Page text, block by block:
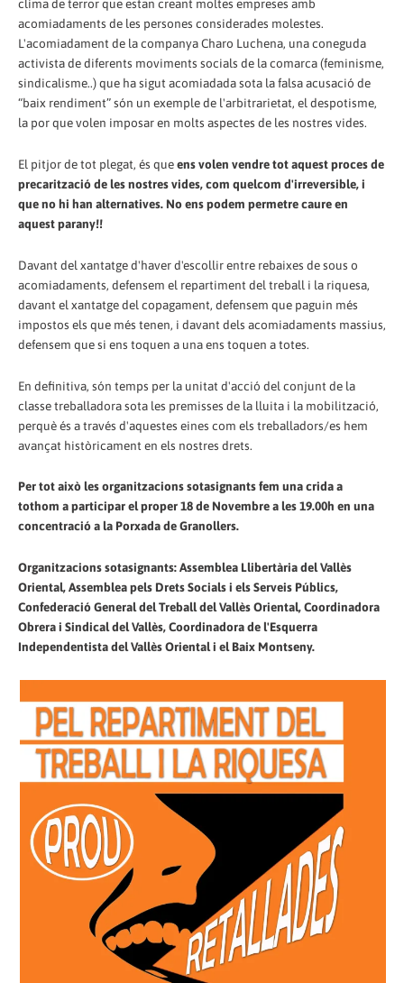
clima de terror que estan creant moltes empreses amb
acomiadaments de les persones considerades molestes.
L'acomiadament de la companya Charo Luchena, una coneguda
activista de diferents moviments socials de la comarca (feminisme,
sindicalisme..) que ha sigut acomiadada sota la falsa acusació de
“baix rendiment” són un exemple de l'arbitrarietat, el despotisme,
la por que volen imposar en molts aspectes de les nostres vides.
El pitjor de tot plegat, és queens volen vendre tot aquest proces de
precarització de les nostres vides, com quelcom d'irreversible, i
que no hi han alternatives. No ens podem permetre caure en
aquest parany!!
Davant del xantatge d'haver d'escollir entre rebaixes de sous o
acomiadaments, defensem el repartiment del treball i la riquesa,
davant el xantatge del copagament, defensem que paguin més
impostos els que més tenen, i davant dels acomiadaments massius,
defensem que si ens toquen a una ens toquen a totes.
En definitiva, són temps per la unitat d'acció del conjunt de la
classe treballadora sota les premisses de la lluita i la mobilització,
perquè és a través d'aquestes eines com els treballadors/es hem
avançat històricament en els nostres drets.
Per tot això les organitzacions sotasignants fem una crida a
tothom a participar el proper 18 de Novembre a les 19.00h en una
concentració a la Porxada de Granollers.
Organitzacions sotasignants: Assemblea Llibertària del Vallès
Oriental, Assemblea pels Drets Socials i els Serveis Públics,
Confederació General del Treball del Vallès Oriental, Coordinadora
Obrera i Sindical del Vallès, Coordinadora de l'Esquerra
Independentista del Vallès Oriental i el Baix Montseny.